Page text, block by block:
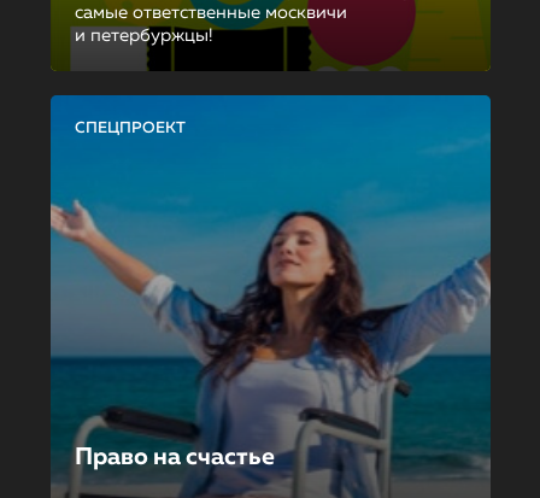
самые ответственные москвичи
и петербуржцы!
СПЕЦПРОЕКТ
Право на счастье